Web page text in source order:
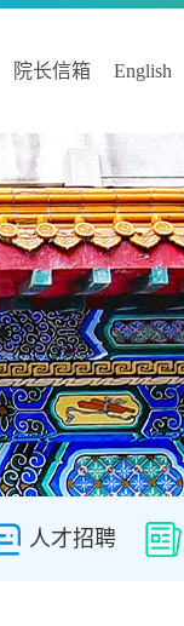
院长信箱 English
人才招聘